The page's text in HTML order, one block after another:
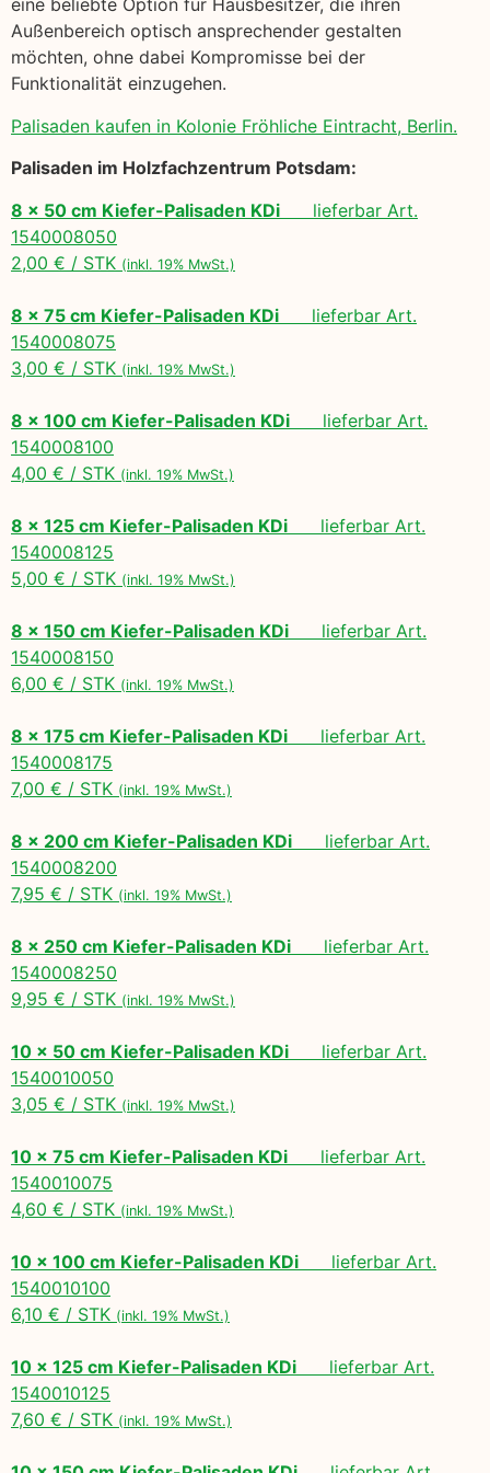
eine beliebte Option für Hausbesitzer, die ihren
Außenbereich optisch ansprechender gestalten
möchten, ohne dabei Kompromisse bei der
Funktionalität einzugehen.
Palisaden kaufen in Kolonie Fröhliche Eintracht, Berlin.
Palisaden im Holzfachzentrum Potsdam:
8 x 50 cm Kiefer-Palisaden KDi lieferbar Art.
1540008050
2,00 € / STK (inkl. 19% MwSt.)
8 x 75 cm Kiefer-Palisaden KDi lieferbar Art.
1540008075
3,00 € / STK (inkl. 19% MwSt.)
8 x 100 cm Kiefer-Palisaden KDi lieferbar Art.
1540008100
4,00 € / STK (inkl. 19% MwSt.)
8 x 125 cm Kiefer-Palisaden KDi lieferbar Art.
1540008125
5,00 € / STK (inkl. 19% MwSt.)
8 x 150 cm Kiefer-Palisaden KDi lieferbar Art.
1540008150
6,00 € / STK (inkl. 19% MwSt.)
8 x 175 cm Kiefer-Palisaden KDi lieferbar Art.
1540008175
7,00 € / STK (inkl. 19% MwSt.)
8 x 200 cm Kiefer-Palisaden KDi lieferbar Art.
1540008200
7,95 € / STK (inkl. 19% MwSt.)
8 x 250 cm Kiefer-Palisaden KDi lieferbar Art.
1540008250
9,95 € / STK (inkl. 19% MwSt.)
10 x 50 cm Kiefer-Palisaden KDi lieferbar Art.
1540010050
3,05 € / STK (inkl. 19% MwSt.)
10 x 75 cm Kiefer-Palisaden KDi lieferbar Art.
1540010075
4,60 € / STK (inkl. 19% MwSt.)
10 x 100 cm Kiefer-Palisaden KDi lieferbar Art.
1540010100
6,10 € / STK (inkl. 19% MwSt.)
10 x 125 cm Kiefer-Palisaden KDi lieferbar Art.
1540010125
7,60 € / STK (inkl. 19% MwSt.)